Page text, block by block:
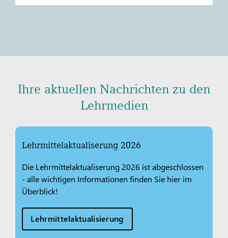
Ihre aktuellen Nachrichten zu den
Lehrmedien
Lehrmittelaktualiserung 2026
Die Lehrmittelaktualiserung 2026 ist abgeschlossen
- alle wichtigen Informationen finden Sie hier im
Überblick!
Lehrmittelaktualisierung